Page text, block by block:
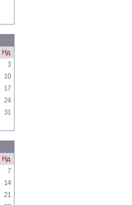
Нд
3
10
17
24
31
Нд
7
14
21